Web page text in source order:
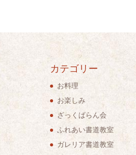
カテゴリー
お料理
お楽しみ
ざっくばらん会
ふれあい書道教室
ガレリア書道教室